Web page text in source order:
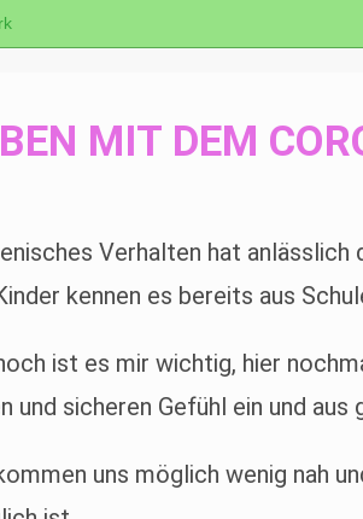
MIT DEM
Verhalten hat
kennen es bereits aus
ist es mir wichtig, hier
und sicheren Gefühl ein und aus
uns möglich wenig nah